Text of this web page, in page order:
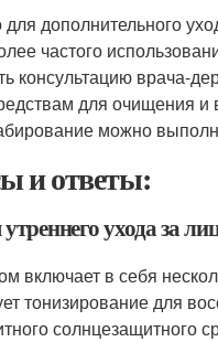
дополнительного
частого
консультацию врача-
для очищения и
можно
и ответы:
ухода за
включает в себя
тонизирование для
солнцезащитного